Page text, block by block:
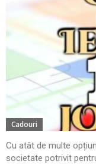
Cadouri
Cu atât de multe
societate potrivit